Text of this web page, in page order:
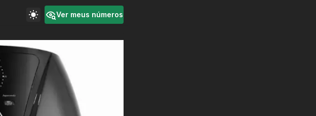
Ver meus números